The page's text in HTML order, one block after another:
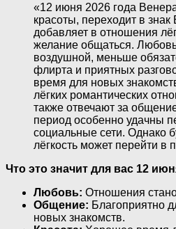
«12 июня 2026 года
красоты, переходит в
добавляет в отношения
желание общаться.
воздушной, меньше
флирта и приятных
время для новых
лёгких романтических
также отвечают за
период особенно удачны
социальные сети. Однако
лёгкость может перейти в
Что это значит для вас 12
Любовь: Отношения
Общение: Благоприятно
новых знакомств.